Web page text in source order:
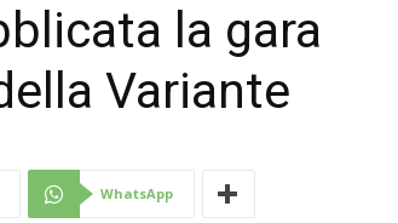
Voce
la gara
Variante
WhatsApp